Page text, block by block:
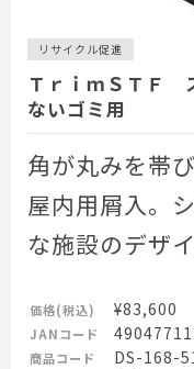
リサイクル促進
ＴｒｉｍＳＴＦ
ないゴミ用
角が丸みを帯
屋内用屑入。
な施設のデザ
価格(税込) ¥83,600
JANコード
商品コード DS-168-